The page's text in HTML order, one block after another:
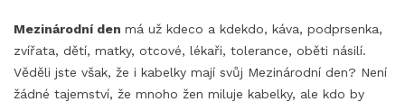
Mezinárodní den má už kdeco a kdekdo, káva, podprsenka,
zvířata, dětí, matky, otcové, lékaři, tolerance, oběti násilí.
Věděli jste však, že i kabelky mají svůj Mezinárodní den? Není
žádné tajemství, že mnoho žen miluje kabelky, ale kdo by